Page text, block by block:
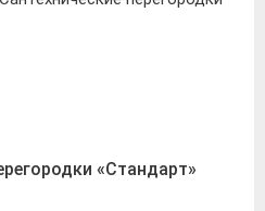
«Стандарт»